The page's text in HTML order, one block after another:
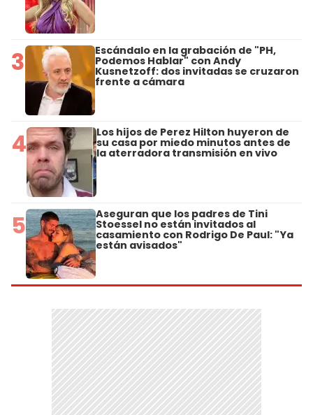
3 Escándalo en la grabación de "PH,
Podemos Hablar" con Andy
Kusnetzoff: dos invitadas se cruzaron
frente a cámara
4 Los hijos de Perez Hilton huyeron de
su casa por miedo minutos antes de
la aterradora transmisión en vivo
5 Aseguran que los padres de Tini
Stoessel no están invitados al
casamiento con Rodrigo De Paul: "Ya
están avisados"